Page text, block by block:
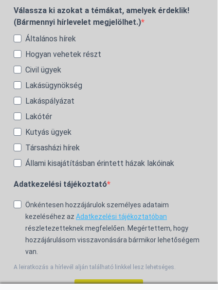
Válassza ki azokat a témákat, amelyek érdeklik!
(Bármennyi hírlevelet megjelölhet.)
Általános hírek
Hogyan vehetek részt
Civil ügyek
Lakásügynökség
Lakáspályázat
Lakótér
Kutyás ügyek
Társasházi hírek
Állami kisajátításban érintett házak lakóinak
Adatkezelési tájékoztató
Önkéntesen hozzájárulok személyes adataim
kezeléséhez az Adatkezelési tájékoztatóban
részletezetteknek megfelelően. Megértettem, hogy
hozzájárulásom visszavonására bármikor lehetőségem
van.
A leiratkozás a hírlevél alján található linkkel lesz lehetséges.